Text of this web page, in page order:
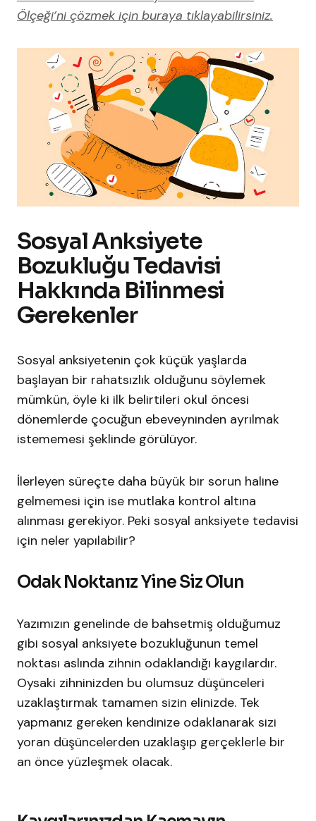
Ölçeği’ni çözmek için buraya tıklayabilirsiniz.
Sosyal Anksiyete
Bozukluğu Tedavisi
Hakkında Bilinmesi
Gerekenler
Sosyal anksiyetenin çok küçük yaşlarda
başlayan bir rahatsızlık olduğunu söylemek
mümkün, öyle ki ilk belirtileri okul öncesi
dönemlerde çocuğun ebeveyninden ayrılmak
istememesi şeklinde görülüyor.
İlerleyen süreçte daha büyük bir sorun haline
gelmemesi için ise mutlaka kontrol altına
alınması gerekiyor. Peki sosyal anksiyete tedavisi
için neler yapılabilir?
Odak Noktanız Yine Siz Olun
Yazımızın genelinde de bahsetmiş olduğumuz
gibi sosyal anksiyete bozukluğunun temel
noktası aslında zihnin odaklandığı kaygılardır.
Oysaki zihninizden bu olumsuz düşünceleri
uzaklaştırmak tamamen sizin elinizde. Tek
yapmanız gereken kendinize odaklanarak sizi
yoran düşüncelerden uzaklaşıp gerçeklerle bir
an önce yüzleşmek olacak.